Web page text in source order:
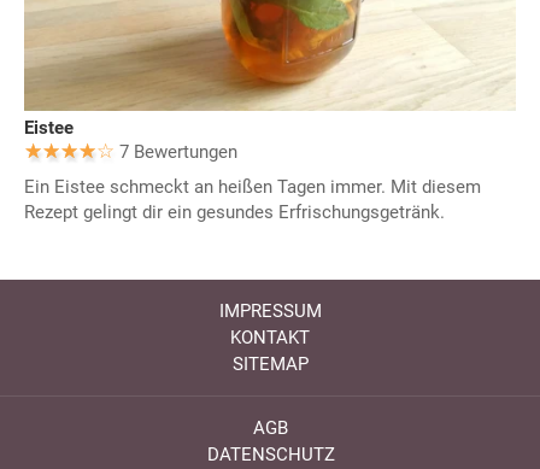
Eistee
7 Bewertungen
Ein Eistee schmeckt an heißen Tagen immer. Mit diesem
Rezept gelingt dir ein gesundes Erfrischungsgetränk.
IMPRESSUM
KONTAKT
SITEMAP
AGB
DATENSCHUTZ